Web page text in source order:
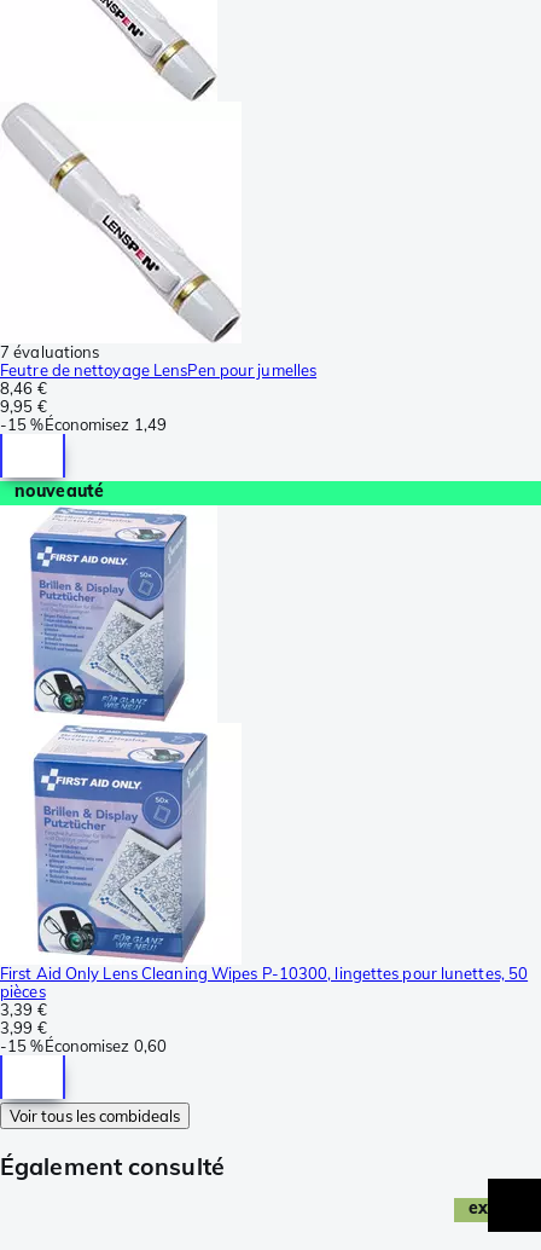
7 évaluations
Feutre de nettoyage LensPen pour jumelles
8,46 €
9,95 €
-15 %Économisez 1,49
nouveauté
First Aid Only Lens Cleaning Wipes P-10300, lingettes pour lunettes, 50
pièces
3,39 €
3,99 €
-15 %Économisez 0,60
Voir tous les combideals
Également consulté